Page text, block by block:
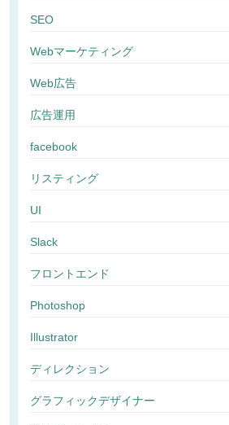
SEO
Webマーケティング
Web広告
広告運用
facebook
リスティング
UI
Slack
フロントエンド
Photoshop
Illustrator
ディレクション
グラフィックデザイナー